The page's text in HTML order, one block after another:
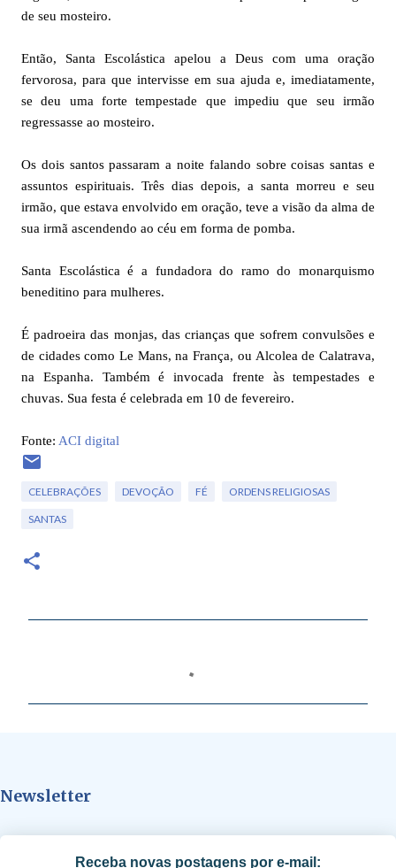
de seu mosteiro.
Então, Santa Escolástica apelou a Deus com uma oração
fervorosa, para que intervisse em sua ajuda e, imediatamente,
se deu uma forte tempestade que impediu que seu irmão
regressasse ao mosteiro.
Os dois santos passaram a noite falando sobre coisas santas e
assuntos espirituais. Três dias depois, a santa morreu e seu
irmão, que estava envolvido em oração, teve a visão da alma de
sua irmã ascendendo ao céu em forma de pomba.
Santa Escolástica é a fundadora do ramo do monarquismo
beneditino para mulheres.
É padroeira das monjas, das crianças que sofrem convulsões e
de cidades como Le Mans, na França, ou Alcolea de Calatrava,
na Espanha. Também é invocada frente às tempestades e
chuvas. Sua festa é celebrada em 10 de fevereiro.
Fonte: ACI digital
CELEBRAÇÕES DEVOÇÃO FÉ ORDENS RELIGIOSAS
SANTAS
á
Newsletter
Receba novas postagens por e-mail: